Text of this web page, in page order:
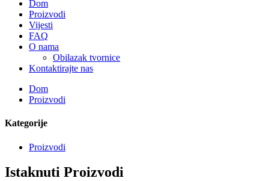
Dom
Proizvodi
Vijesti
FAQ
O nama
Obilazak tvornice
Kontaktirajte nas
Dom
Proizvodi
Kategorije
Proizvodi
Istaknuti Proizvodi